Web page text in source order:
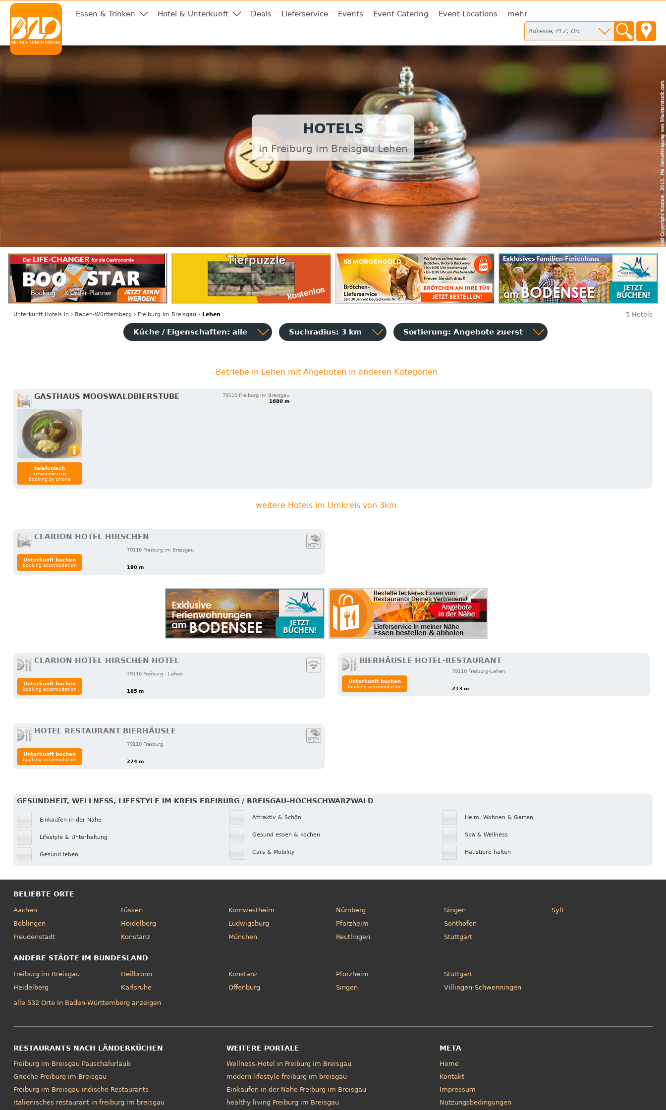
Essen & Trinken Hotel & Unterkunft Deals Lieferservice Events Event-Catering Event-Locations mehr
HOTELS
in Freiburg im Breisgau Lehen
Unterkunft Hotels in › Baden-Württemberg › Freiburg im Breisgau › Lehen 5 Hotels
Küche / Eigenschaften: alle Suchradius: 3 km Sortierung: Angebote zuerst
Betriebe in Lehen mit Angeboten in anderen Kategorien
GASTHAUS MOOSWALDBIERSTUBE
79110 Freiburg Im Breisgau
1680 m
telefonisch
reservieren
booking by phone
weitere Hotels im Umkreis von 3km
CLARION HOTEL HIRSCHEN
79110 Freiburg im Breisgau
180 m
Unterkunft buchen
booking accomodation
CLARION HOTEL HIRSCHEN HOTEL
79110 Freiburg - Lehen
185 m
Unterkunft buchen
booking accomodation
BIERHÄUSLE HOTEL-RESTAURANT
79110 Freiburg-Lehen
213 m
Unterkunft buchen
booking accomodation
HOTEL RESTAURANT BIERHÄUSLE
79110 Freiburg
224 m
Unterkunft buchen
booking accomodation
GESUNDHEIT, WELLNESS, LIFESTYLE IM KREIS FREIBURG / BREISGAU-HOCHSCHWARZWALD
Einkaufen in der Nähe
Lifestyle & Unterhaltung
Gesund leben
Attraktiv & Schön
Gesund essen & kochen
Cars & Mobility
Heim, Wohnen & Garten
Spa & Wellness
Haustiere halten
BELIEBTE ORTE
Aachen
Böblingen
Freudenstadt
Füssen
Heidelberg
Konstanz
Kornwestheim
Ludwigsburg
München
Nürnberg
Pforzheim
Reutlingen
Singen
Sonthofen
Stuttgart
Sylt
ANDERE STÄDTE IM BUNDESLAND
Freiburg im Breisgau
Heidelberg
Heilbronn
Karlsruhe
Konstanz
Offenburg
Pforzheim
Singen
Stuttgart
Villingen-Schwenningen
alle 532 Orte in Baden-Württemberg anzeigen
RESTAURANTS NACH LÄNDERKÜCHEN
Freiburg im Breisgau Pauschalurlaub
Grieche Freiburg im Breisgau
Freiburg im Breisgau indische Restaurants
italienisches restaurant in freiburg im breisgau
WEITERE PORTALE
Wellness-Hotel in Freiburg im Breisgau
modern lifestyle freiburg im breisgau
Einkaufen in der Nähe Freiburg im Breisgau
healthy living Freiburg im Breisgau
META
Home
Kontakt
Impressum
Nutzungsbedingungen